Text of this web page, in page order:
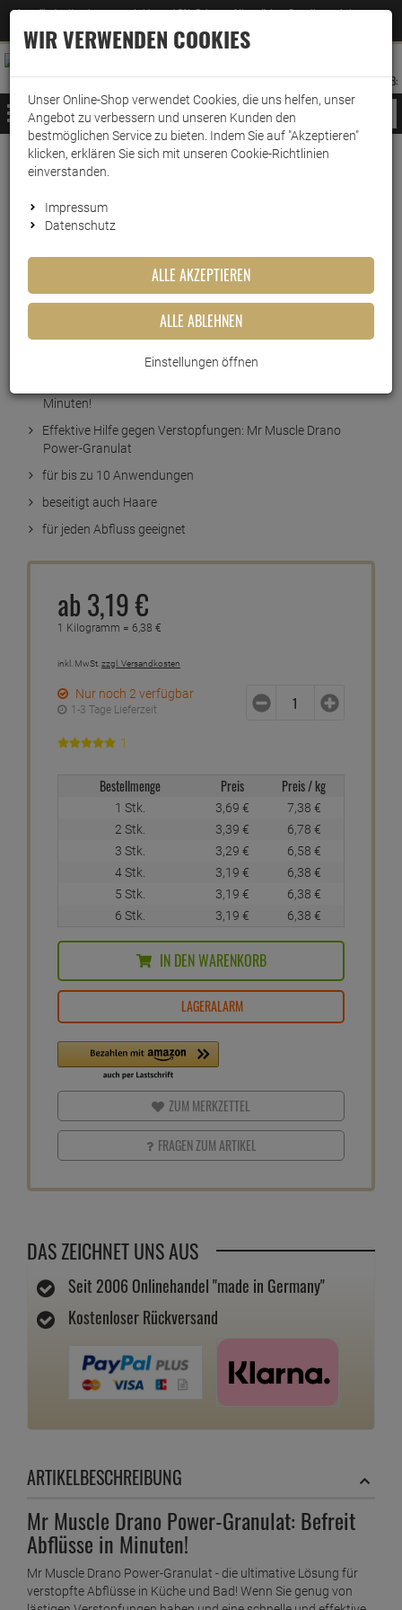
Jetzt für den Newsletter entscheiden und 5% Rabatt auf Ihre nächste Bestellung erhalten
–Zum Newsletter
ANMELDEN
AUFKLAPPEN
MERKZETTEL
WARENKORB:
MENÜ
Weiter einkaufen www.wark24.de Haushaltsreiniger
Sanitärreiniger
Abflussreiniger
Drano Power-Granulat
10011887
Minuten!
Effektive Hilfe gegen Verstopfungen: Mr Muscle Drano
Power-Granulat
für bis zu 10 Anwendungen
beseitigt auch Haare
für jeden Abfluss geeignet
ab 3,19€
1 Kilogramm = 6,38 €
inkl. MwSt.zzgl. Versandkosten
Nur noch 2 verfügbar
1-3 Tage Lieferzeit
1
Bestellmenge Preis Preis / kg
1 Stk. 3,69 € 7,38 €
2 Stk.
3,39 € 6,78 €
3 Stk.
3,29 € 6,58 €
4 Stk.
3,19 € 6,38 €
5 Stk.
3,19 € 6,38 €
6 Stk.
3,19 € 6,38 €
IN DEN WARENKORB
LAGERALARM
ZUM MERKZETTEL
FRAGEN ZUM ARTIKEL
DAS ZEICHNET UNS AUS
Seit 2006 Onlinehandel "made in Germany"
Kostenloser Rückversand
ARTIKELBESCHREIBUNG
Mr Muscle Drano Power-Granulat: Befreit
Abflüsse in Minuten!
Mr Muscle Drano Power-Granulat - die ultimative Lösung für
verstopfte Abflüsse in Küche und Bad! Wenn Sie genug von
WIR VERWENDEN COOKIES
Unser Online-Shop verwendet Cookies, die uns helfen, unser
Angebot zu verbessern und unseren Kunden den
bestmöglichen Service zu bieten. Indem Sie auf "Akzeptieren"
klicken, erklären Sie sich mit unseren Cookie-Richtlinien
einverstanden.
Impressum
Datenschutz
ALLE AKZEPTIEREN
ALLE ABLEHNEN
Einstellungen öffnen